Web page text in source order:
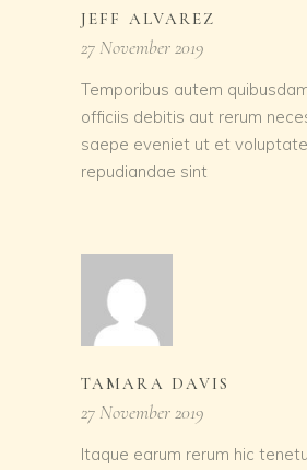
JEFF ALVAREZ
27 November 2019
Temporibus autem
officiis debitis aut rerum
saepe eveniet ut et
repudiandae sint
TAMARA DAVIS
27 November 2019
Itaque earum rerum hic